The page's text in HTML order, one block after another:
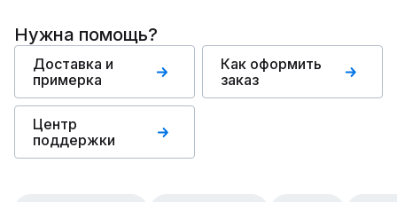
Нужна помощь?
Доставка и
примерка
Как оформить
заказ
Центр
поддержки